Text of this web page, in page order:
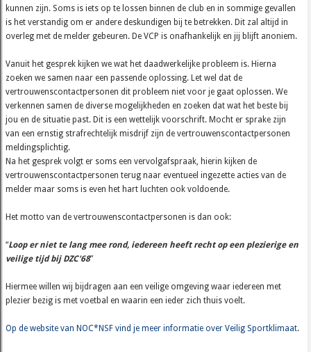
kunnen zijn. Soms is iets op te lossen binnen de club en in sommige gevallen
is het verstandig om er andere deskundigen bij te betrekken. Dit zal altijd in
overleg met de melder gebeuren. De VCP is onafhankelijk en jij blijft anoniem.
Vanuit het gesprek kijken we wat het daadwerkelijke probleem is. Hierna
zoeken we samen naar een passende oplossing. Let wel dat de
vertrouwenscontactpersonen dit probleem niet voor je gaat oplossen. We
verkennen samen de diverse mogelijkheden en zoeken dat wat het beste bij
jou en de situatie past. Dit is een wettelijk voorschrift. Mocht er sprake zijn
van een ernstig strafrechtelijk misdrijf zijn de vertrouwenscontactpersonen
meldingsplichtig.
Na het gesprek volgt er soms een vervolgafspraak, hierin kijken de
vertrouwenscontactpersonen terug naar eventueel ingezette acties van de
melder maar soms is even het hart luchten ook voldoende.
Het motto van de vertrouwenscontactpersonen is dan ook:
“Loop er niet te lang mee rond, iedereen heeft recht op een plezierige en
veilige tijd bij DZC'68”
Hiermee willen wij bijdragen aan een veilige omgeving waar iedereen met
plezier bezig is met voetbal en waarin een ieder zich thuis voelt.
Op de website van NOC*NSF vind je meer informatie over Veilig Sportklimaat.